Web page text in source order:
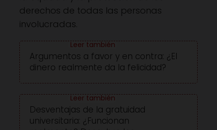
derechos de todas las personas
involucradas.
Argumentos a favor y en contra: ¿El
dinero realmente da la felicidad?
Desventajas de la gratuidad
universitaria: ¿Funcionan